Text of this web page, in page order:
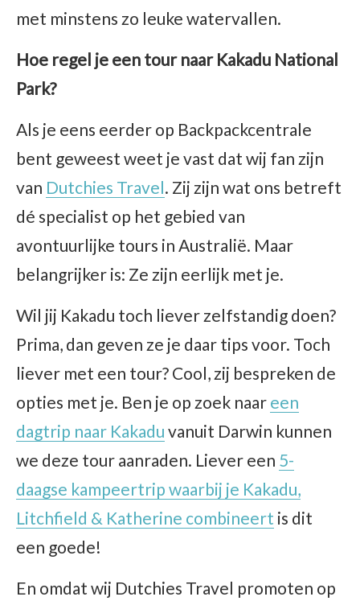
met minstens zo leuke watervallen.
Hoe regel je een tour naar Kakadu National
Park?
Als je eens eerder op Backpackcentrale
bent geweest weet je vast dat wij fan zijn
van Dutchies Travel. Zij zijn wat ons betreft
dé specialist op het gebied van
avontuurlijke tours in Australië. Maar
belangrijker is: Ze zijn eerlijk met je.
Wil jij Kakadu toch liever zelfstandig doen?
Prima, dan geven ze je daar tips voor. Toch
liever met een tour? Cool, zij bespreken de
opties met je. Ben je op zoek naar een
dagtrip naar Kakadu vanuit Darwin kunnen
we deze tour aanraden. Liever een 5-
daagse kampeertrip waarbij je Kakadu,
Litchfield & Katherine combineert is dit
een goede!
En omdat wij Dutchies Travel promoten op